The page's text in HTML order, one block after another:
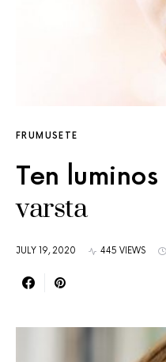
FRUMUSETE
Ten
varsta
JULY 19, 2020 445 VIEWS